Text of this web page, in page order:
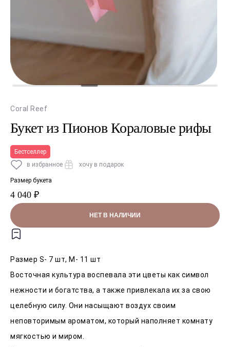
Coral Reef
Букет из Пионов Кораловые рифы
Бестселлер
в избранное
хочу в подарок
Размер букета
4 040 ₽
НЕТ В НАЛИЧИИ
Размер S- 7 шт, M- 11 шт
Восточная культура воспевала эти цветы как символ
нежности и богатства, а также привлекала их за свою
целебную силу. Они насыщают воздух своим
неповторимым ароматом, который наполняет комнату
мягкостью и миром.